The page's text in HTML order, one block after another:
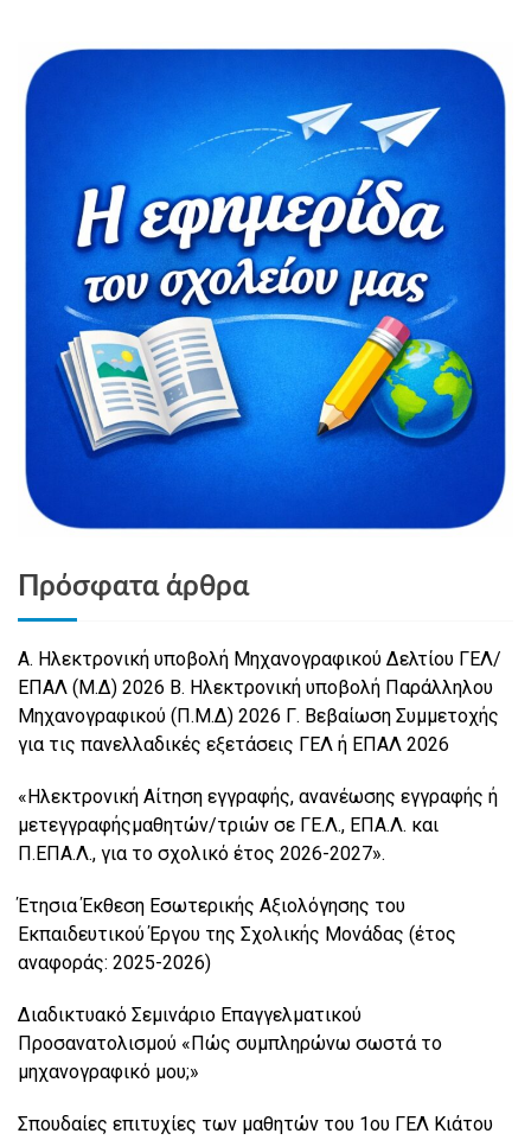
Πρόσφατα άρθρα
Α. Ηλεκτρονική υποβολή Μηχανογραφικού Δελτίου ΓΕΛ/
ΕΠΑΛ (Μ.Δ) 2026 Β. Ηλεκτρονική υποβολή Παράλληλου
Μηχανογραφικού (Π.Μ.Δ) 2026 Γ. Βεβαίωση Συμμετοχής
για τις πανελλαδικές εξετάσεις ΓΕΛ ή ΕΠΑΛ 2026
«Ηλεκτρονική Αίτηση εγγραφής, ανανέωσης εγγραφής ή
μετεγγραφήςμαθητών/τριών σε ΓΕ.Λ., ΕΠΑ.Λ. και
Π.ΕΠΑ.Λ., για το σχολικό έτος 2026-2027».
Έτησια Έκθεση Εσωτερικής Αξιολόγησης του
Εκπαιδευτικού Έργου της Σχολικής Μονάδας (έτος
αναφοράς: 2025-2026)
Διαδικτυακό Σεμινάριο Επαγγελματικού
Προσανατολισμού «Πώς συμπληρώνω σωστά το
μηχανογραφικό μου;»
Σπουδαίες επιτυχίες των μαθητών του 1ου ΓΕΛ Κιάτου